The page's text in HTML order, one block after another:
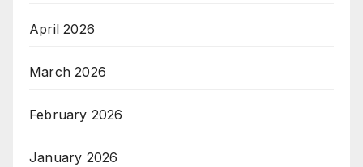
April 2026
March 2026
February 2026
January 2026